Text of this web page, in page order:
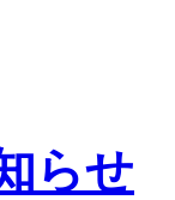
らせ